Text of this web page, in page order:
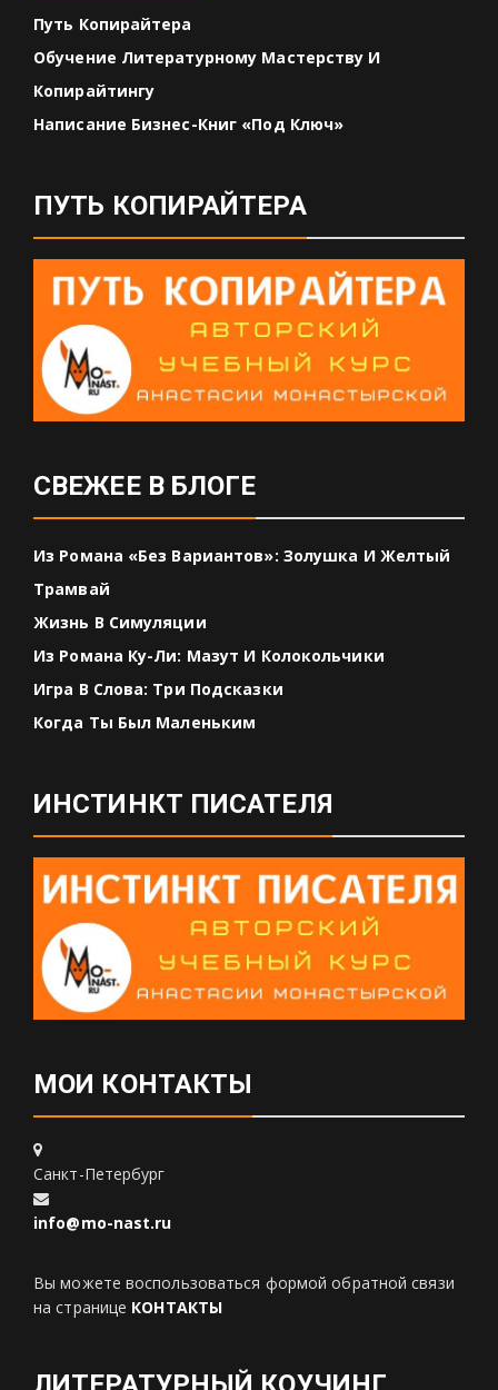
Путь Копирайтера
Обучение Литературному Мастерству И
Копирайтингу
Написание Бизнес-Книг «под Ключ»
ПУТЬ КОПИРАЙТЕРА
СВЕЖЕЕ В БЛОГЕ
Из Романа «Без Вариантов»: Золушка И Желтый
Трамвай
Жизнь В Симуляции
Из Романа Ку-Ли: Мазут И Колокольчики
Игра В Слова: Три Подсказки
Когда Ты Был Маленьким
ИНСТИНКТ ПИСАТЕЛЯ
МОИ КОНТАКТЫ
Санкт-Петербург
info@mo-nast.ru
Вы можете воспользоваться формой обратной связи
на странице КОНТАКТЫ